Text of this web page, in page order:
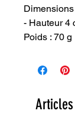
- Hauteur 4
Poids : 70 g